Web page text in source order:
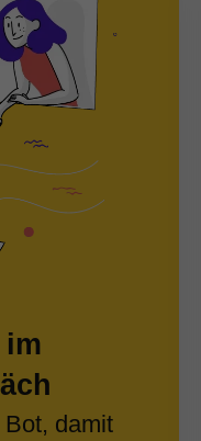
im
damit